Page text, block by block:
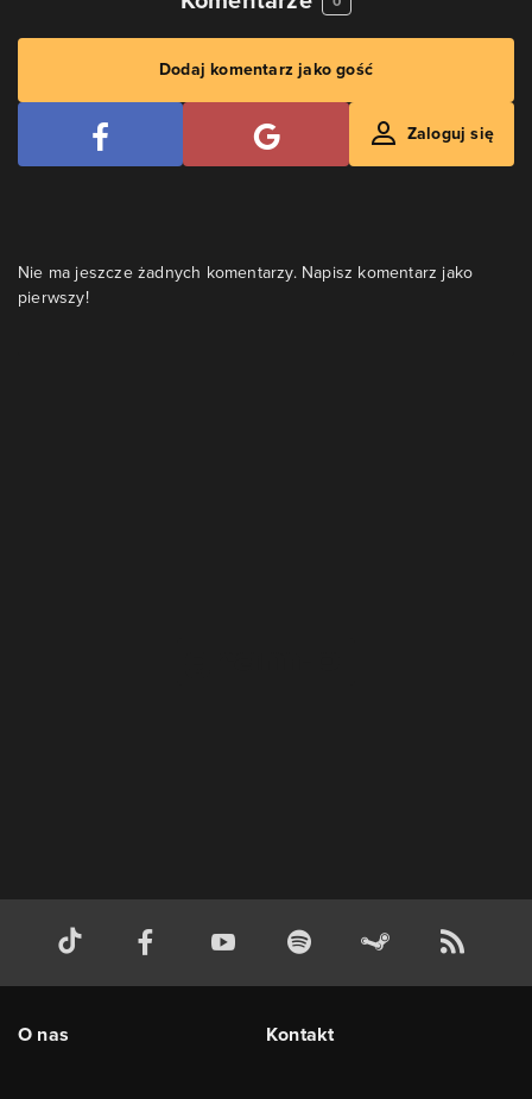
Dodaj komentarz jako gość
Zaloguj się
Nie ma jeszcze żadnych komentarzy. Napisz komentarz jako
pierwszy!
O nas Kontakt